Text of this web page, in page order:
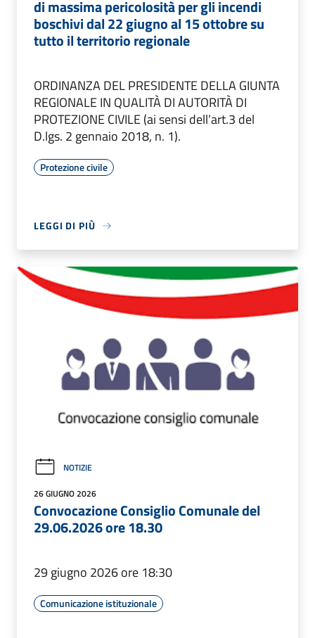
di massima pericolosità per gli incendi
boschivi dal 22 giugno al 15 ottobre su
tutto il territorio regionale
ORDINANZA DEL PRESIDENTE DELLA GIUNTA
REGIONALE IN QUALITÀ DI AUTORITÀ DI
PROTEZIONE CIVILE (ai sensi dell’art.3 del
D.lgs. 2 gennaio 2018, n. 1).
Protezione civile
LEGGI DI PIÙ
NOTIZIE
26 GIUGNO 2026
Convocazione Consiglio Comunale del
29.06.2026 ore 18.30
29 giugno 2026 ore 18:30
Comunicazione istituzionale